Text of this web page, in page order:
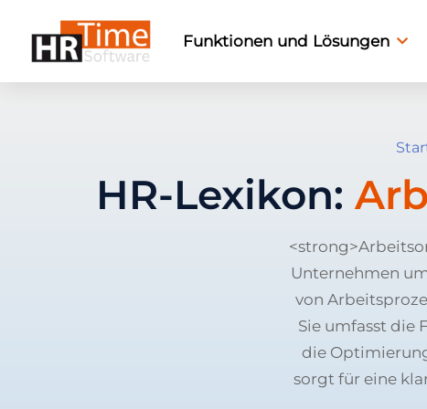
Funktionen und Lösungen
HR-Lexikon:
Unternehmen
von
Sie umfasst die
die
sorgt für eine